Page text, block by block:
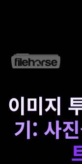
이미지
기: 사